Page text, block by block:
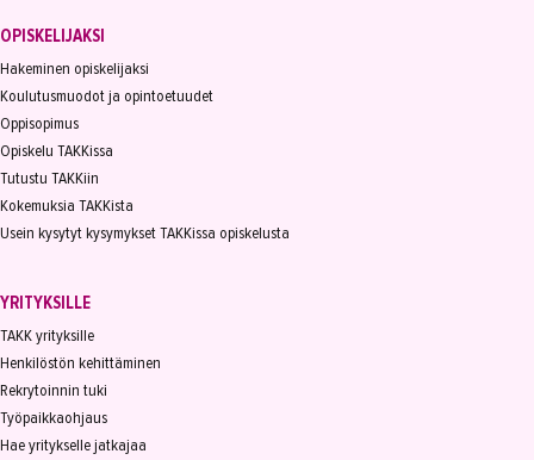
OPISKELIJAKSI
Hakeminen opiskelijaksi
Koulutusmuodot ja opintoetuudet
Oppisopimus
Opiskelu TAKKissa
Tutustu TAKKiin
Kokemuksia TAKKista
Usein kysytyt kysymykset TAKKissa opiskelusta
YRITYKSILLE
TAKK yrityksille
Henkilöstön kehittäminen
Rekrytoinnin tuki
Työpaikkaohjaus
Hae yritykselle jatkajaa